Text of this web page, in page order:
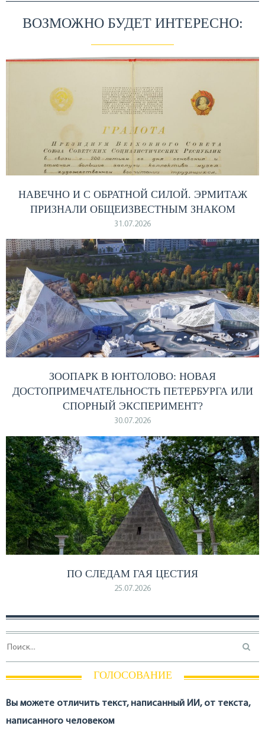
ВОЗМОЖНО БУДЕТ ИНТЕРЕСНО:
НАВЕЧНО И С ОБРАТНОЙ СИЛОЙ. ЭРМИТАЖ
ПРИЗНАЛИ ОБЩЕИЗВЕСТНЫМ ЗНАКОМ
31.07.2026
ЗООПАРК В ЮНТОЛОВО: НОВАЯ
ДОСТОПРИМЕЧАТЕЛЬНОСТЬ ПЕТЕРБУРГА ИЛИ
СПОРНЫЙ ЭКСПЕРИМЕНТ?
30.07.2026
ПО СЛЕДАМ ГАЯ ЦЕСТИЯ
25.07.2026
ГОЛОСОВАНИЕ
Вы можете отличить текст, написанный ИИ, от текста,
написанного человеком